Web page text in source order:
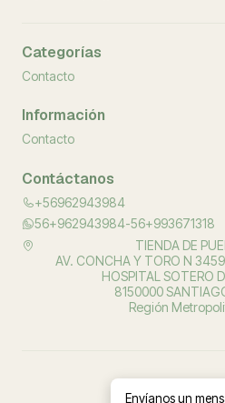
Categorías
Contacto
Información
Contacto
Contáctanos
+56962943984
56+962943984-56+993671318
TIENDA DE
AV. CONCHA Y TORO N
HOSPITAL SOTERO
8150000
Región
Envíanos un